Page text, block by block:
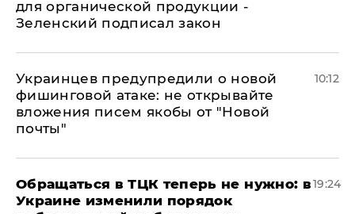
для органической продукции -
Зеленский подписал закон
Украинцев предупредили о новой
фишинговой атаке: не открывайте
вложения писем якобы от "Новой
почты"
10:12
Обращаться в ТЦК теперь не нужно: в
Украине изменили порядок
19:24